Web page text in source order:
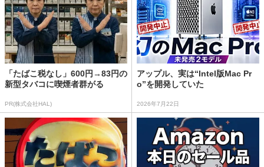
「たばこ税なし」600円→83円の
新型タバコに喫煙者群がる
PR(株式会社HAL)
アップル、実は“Intel版Mac Pr
o”を開発していた
2026年7月22日